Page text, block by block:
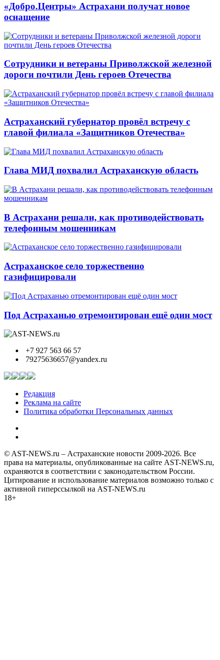
«Добро.Центры» Астрахани получат новое
оснащение
Сотрудники и ветераны Приволжской железной
дороги почтили День героев Отечества
Астраханский губернатор провёл встречу с
главой филиала «Защитников Отечества»
Глава МИД похвалил Астраханскую область
В Астрахани решали, как противодействовать
телефонным мошенникам
Астраханское село торжественно
газифицировали
Под Астраханью отремонтирован ещё один мост
+7 927 563 66 57
79275636657@yandex.ru
Редакция
Реклама на сайте
Политика обработки Персональных данных
© AST-NEWS.ru – Астраханские новости 2009-2026. Все
права на материалы, опубликованные на сайте AST-NEWS.ru,
охраняются в соответствии с законодательством России.
Цитирование и использование материалов возможно только с
активной гиперссылкой на AST-NEWS.ru
18+